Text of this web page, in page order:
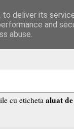
cu etichetaaluat
deliver its
and
abuse.